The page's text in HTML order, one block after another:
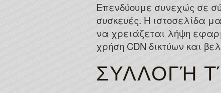
Επενδύουμε συνεχώς σε
συσκευές. Η ιστοσελίδα
να χρειάζεται λήψη
χρήση CDN δικτύων και
ΣΥΛΛΟΓΉ